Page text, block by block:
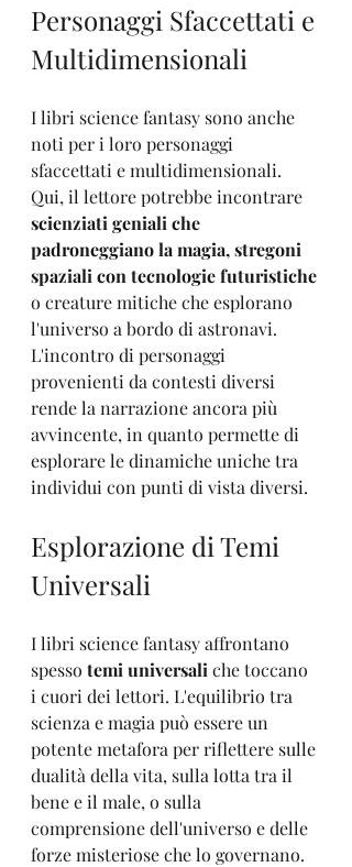
Personaggi Sfaccettati e
Multidimensionali
I libri science fantasy sono anche
noti per i loro personaggi
sfaccettati e multidimensionali.
Qui, il lettore potrebbe incontrare
scienziati geniali che
padroneggiano la magia, stregoni
spaziali con tecnologie futuristiche
o creature mitiche che esplorano
l'universo a bordo di astronavi.
L'incontro di personaggi
provenienti da contesti diversi
rende la narrazione ancora più
avvincente, in quanto permette di
esplorare le dinamiche uniche tra
individui con punti di vista diversi.
Esplorazione di Temi
Universali
I libri science fantasy affrontano
spesso temi universali che toccano
i cuori dei lettori. L'equilibrio tra
scienza e magia può essere un
potente metafora per riflettere sulle
dualità della vita, sulla lotta tra il
bene e il male, o sulla
comprensione dell'universo e delle
forze misteriose che lo governano.